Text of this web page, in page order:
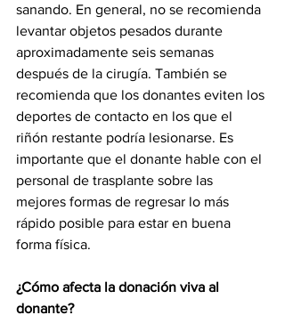
sanando. En general, no se recomienda
levantar objetos pesados ​​durante
aproximadamente seis semanas
después de la cirugía. También se
recomienda que los donantes eviten los
deportes de contacto en los que el
riñón restante podría lesionarse. Es
importante que el donante hable con el
personal de trasplante sobre las
mejores formas de regresar lo más
rápido posible para estar en buena
forma física.
¿Cómo afecta la donación viva al
donante?